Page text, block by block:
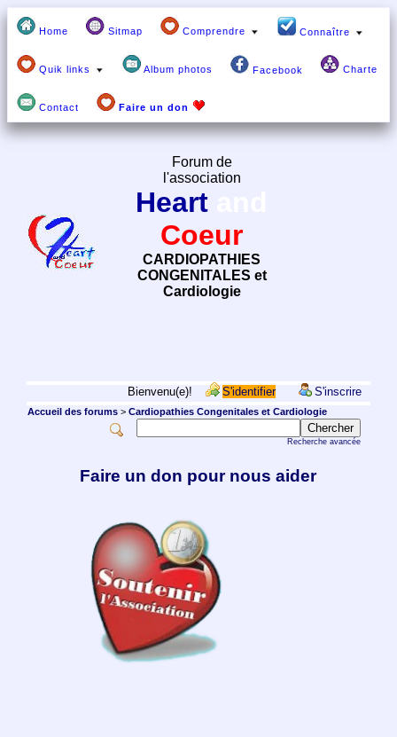
Home Sitmap Comprendre Connaître
Quik links Album photos Facebook Charte
Contact Faire un don
Forum de
l'association
Heart
Coeur
CARDIOPATHIES
CONGENITALES et
Cardiologie
Bienvenu(e)! S'identifier S'inscrire
Accueil des forums> Cardiopathies Congenitales et Cardiologie
Recherche avancée
Faire un don pour nous aider